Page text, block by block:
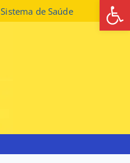
Sistema de Saúde